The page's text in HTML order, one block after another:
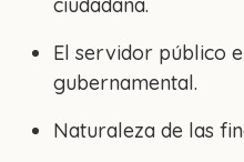
El servidor público
gubernamental.
Naturaleza de las